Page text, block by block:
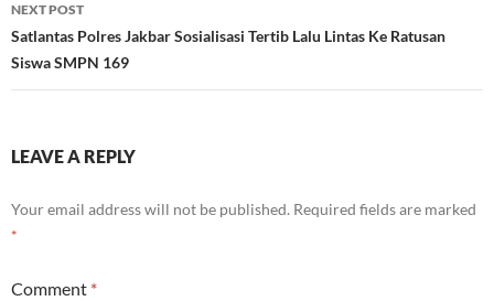
NEXT POST
Satlantas Polres Jakbar Sosialisasi Tertib Lalu Lintas Ke Ratusan
Siswa SMPN 169
LEAVE A REPLY
Your email address will not be published. Required fields are marked
*
Comment *